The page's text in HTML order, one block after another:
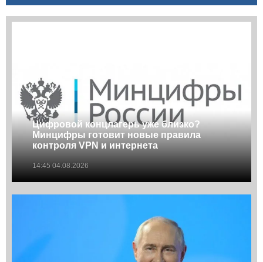
Цифровой концлагерь уже близко?
Минцифры готовит новые правила
контроля VPN и интернета
14:45 04.08.2026